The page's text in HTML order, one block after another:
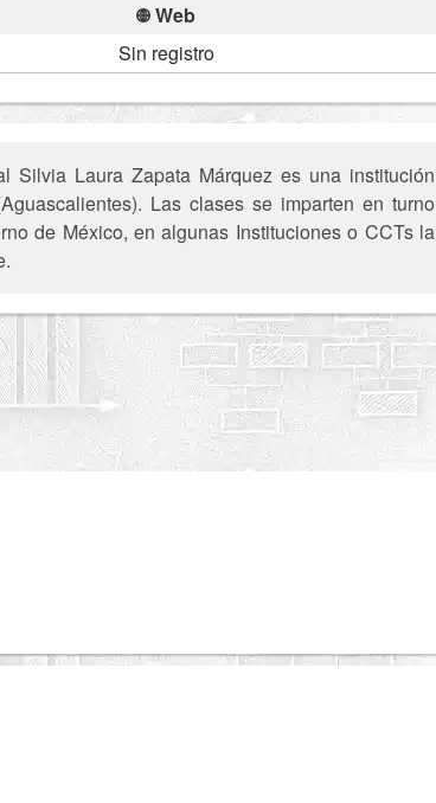
Web
Sin registro
Silvia Laura Zapata Márquez es una institución
Las clases se imparten en turno
de México, en algunas Instituciones o CCTs la